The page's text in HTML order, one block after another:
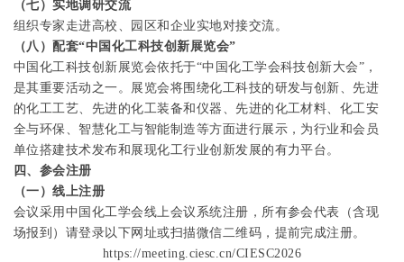
（七）实地调研交流
组织专家走进高校、园区和企业实地对接交流。
（八）配套“中国化工科技创新展览会”
中国化工科技创新展览会依托于“中国化工学会科技创新大会”，
是其重要活动之一。展览会将围绕化工科技的研发与创新、先进
的化工工艺、先进的化工装备和仪器、先进的化工材料、化工安
全与环保、智慧化工与智能制造等方面进行展示，为行业和会员
单位搭建技术发布和展现化工行业创新发展的有力平台。
四、参会注册
（一）线上注册
会议采用中国化工学会线上会议系统注册，所有参会代表（含现
场报到）请登录以下网址或扫描微信二维码，提前完成注册。
https://meeting.ciesc.cn/CIESC2026